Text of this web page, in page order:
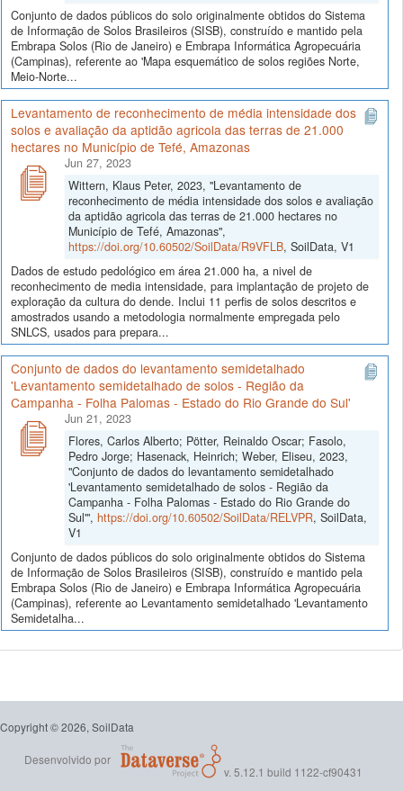
Conjunto de dados públicos do solo originalmente obtidos do Sistema
de Informação de Solos Brasileiros (SISB), construído e mantido pela
Embrapa Solos (Rio de Janeiro) e Embrapa Informática Agropecuária
(Campinas), referente ao 'Mapa esquemático de solos regiões Norte,
Meio-Norte...
Levantamento de reconhecimento de média intensidade dos
solos e avaliação da aptidão agricola das terras de 21.000
hectares no Município de Tefé, Amazonas
Jun 27, 2023
Wittern, Klaus Peter, 2023, "Levantamento de
reconhecimento de média intensidade dos solos e avaliação
da aptidão agricola das terras de 21.000 hectares no
Município de Tefé, Amazonas",
https://doi.org/10.60502/SoilData/R9VFLB, SoilData, V1
Dados de estudo pedológico em área 21.000 ha, a nivel de
reconhecimento de media intensidade, para implantação de projeto de
exploração da cultura do dende. Inclui 11 perfis de solos descritos e
amostrados usando a metodologia normalmente empregada pelo
SNLCS, usados para prepara...
Conjunto de dados do levantamento semidetalhado
'Levantamento semidetalhado de solos - Região da
Campanha - Folha Palomas - Estado do Rio Grande do Sul'
Jun 21, 2023
Flores, Carlos Alberto; Pötter, Reinaldo Oscar; Fasolo,
Pedro Jorge; Hasenack, Heinrich; Weber, Eliseu, 2023,
"Conjunto de dados do levantamento semidetalhado
'Levantamento semidetalhado de solos - Região da
Campanha - Folha Palomas - Estado do Rio Grande do
Sul'", https://doi.org/10.60502/SoilData/RELVPR, SoilData,
V1
Conjunto de dados públicos do solo originalmente obtidos do Sistema
de Informação de Solos Brasileiros (SISB), construído e mantido pela
Embrapa Solos (Rio de Janeiro) e Embrapa Informática Agropecuária
(Campinas), referente ao Levantamento semidetalhado 'Levantamento
Semidetalha...
Copyright © 2026, SoilData
Desenvolvido por
v. 5.12.1 build 1122-cf90431